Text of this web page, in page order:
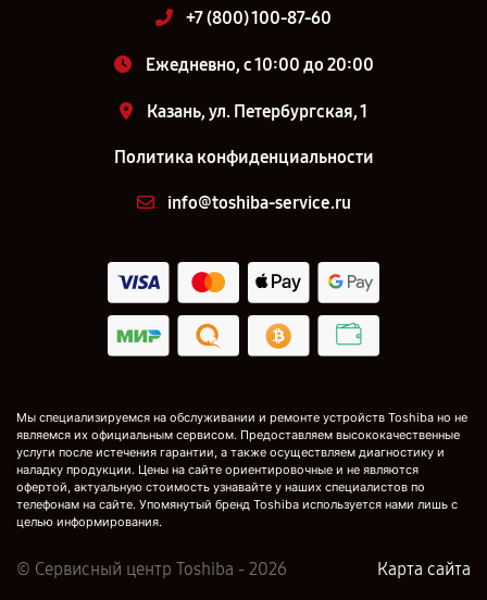
+7 (800) 100-87-60
Ежедневно, с 10:00 до 20:00
Казань, ул. Петербургская, 1
Политика конфиденциальности
info@toshiba-service.ru
Мы специализируемся на обслуживании и ремонте устройств Toshiba но не
являемся их официальным сервисом. Предоставляем высококачественные
услуги после истечения гарантии, а также осуществляем диагностику и
наладку продукции. Цены на сайте ориентировочные и не являются
офертой, актуальную стоимость узнавайте у наших специалистов по
телефонам на сайте. Упомянутый бренд Toshiba используется нами лишь с
целью информирования.
© Сервисный центр Toshiba - 2026 Карта сайта